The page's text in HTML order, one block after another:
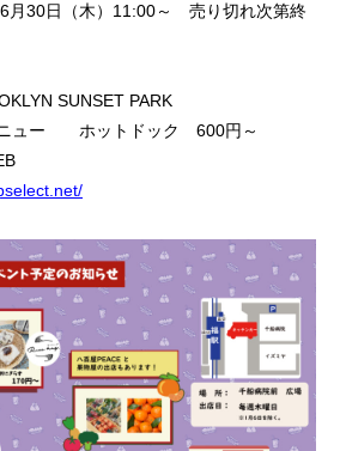
日（木）11:00～ 売り切れ次第終
SUNSET PARK
トドック 600円～